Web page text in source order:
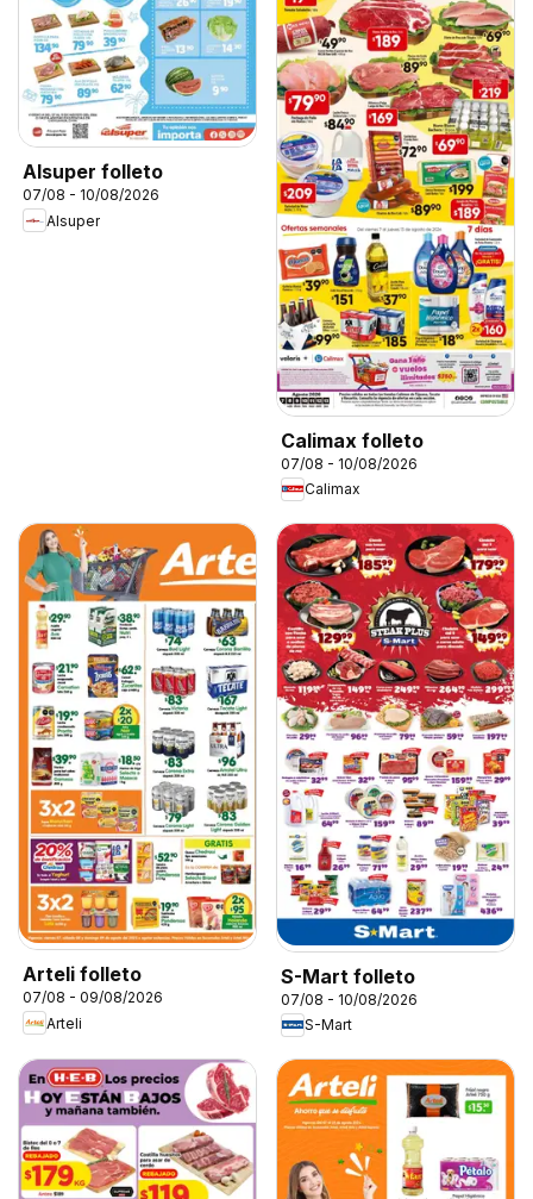
Alsuper folleto
07/08 - 10/08/2026
Alsuper
Calimax folleto
07/08 - 10/08/2026
Calimax
Arteli folleto
07/08 - 09/08/2026
Arteli
S-Mart folleto
07/08 - 10/08/2026
S-Mart